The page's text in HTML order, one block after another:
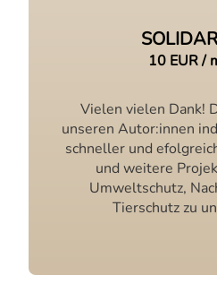
10 EUR /
Vielen vielen Dank!
unseren Autor:innen
schneller und
und weitere
Umweltschutz,
Tierschutz zu